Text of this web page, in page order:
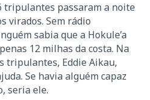
tripulantes passaram a noite
virados. Sem rádio
sabia que a Hokule’a
12 milhas da costa. Na
tripulantes, Eddie Aikau,
Se havia alguém capaz
seria ele.